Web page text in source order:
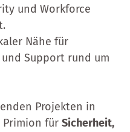
und Workforce
Nähe für
Support rund um
Projekten in
für Sicherheit,